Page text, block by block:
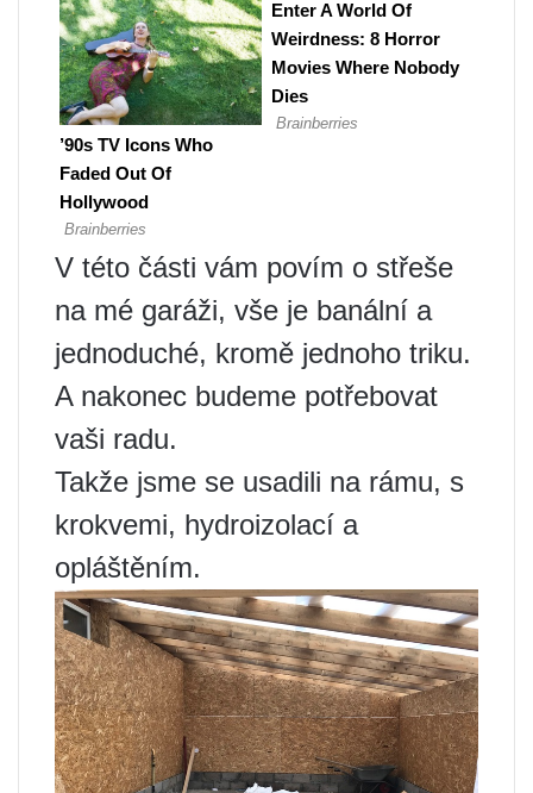
V této části vám povím o střeše
na mé garáži, vše je banální a
jednoduché, kromě jednoho triku.
A nakonec budeme potřebovat
vaši radu.
Takže jsme se usadili na rámu, s
krokvemi, hydroizolací a
opláštěním.